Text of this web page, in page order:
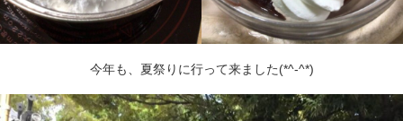
今年も、夏祭りに行って来ました(*^-^*)